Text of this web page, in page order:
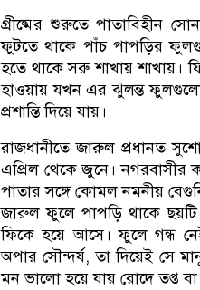
গ্রীষ্মের শুরুতে পাতাবিহীন
ফুটতে থাকে পাঁচ পাপড়ির
হতে থাকে সরু শাখায় শাখায়।
হাওয়ায় যখন এর ঝুলন্ত
প্রশান্তি দিয়ে যায়।
রাজধানীতে জারুল প্রধানত
এপ্রিল থেকে জুনে। নগরবাসীর
পাতার সঙ্গে কোমল নমনীয়
জারুল ফুলে পাপড়ি থাকে
ফিকে হয়ে আসে। ফুলে গন্ধ
অপার সৌন্দর্য, তা দিয়েই সে
মন ভালো হয়ে যায় রোদে তপ্ত